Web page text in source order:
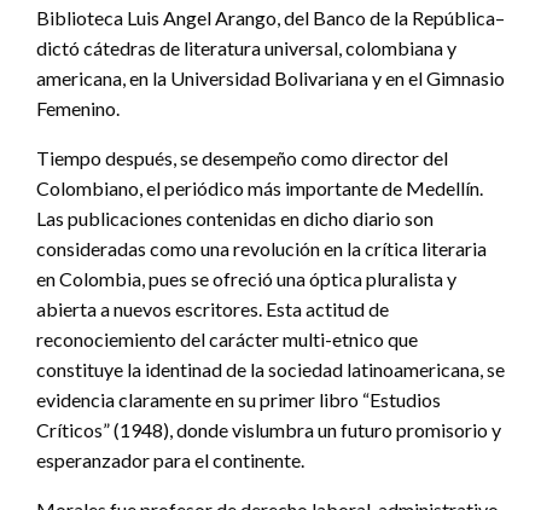
Biblioteca Luis Angel Arango, del Banco de la República–
dictó cátedras de literatura universal, colombiana y
americana, en la Universidad Bolivariana y en el Gimnasio
Femenino.
Tiempo después, se desempeño como director del
Colombiano, el periódico más importante de Medellín.
Las publicaciones contenidas en dicho diario son
consideradas como una revolución en la crítica literaria
en Colombia, pues se ofreció una óptica pluralista y
abierta a nuevos escritores. Esta actitud de
reconociemiento del carácter multi-etnico que
constituye la identinad de la sociedad latinoamericana, se
evidencia claramente en su primer libro “Estudios
Críticos” (1948), donde vislumbra un futuro promisorio y
esperanzador para el continente.